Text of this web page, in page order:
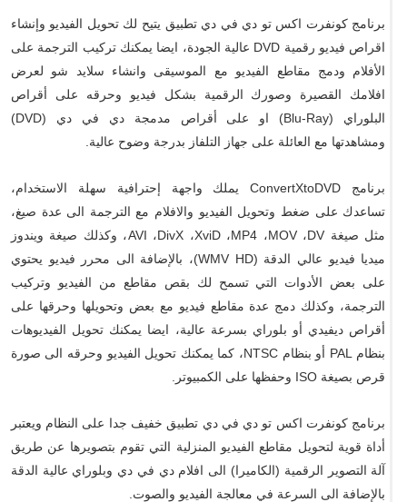
برنامج كونفرت اكس تو دي في دي تطبيق يتيح لك تحويل الفيديو وإنشاء
اقراص فيديو رقمية DVD عالية الجودة، ايضا يمكنك تركيب الترجمة على
الأفلام ودمج مقاطع الفيديو مع الموسيقى وانشاء سلايد شو لعرض
افلامك القصيرة وصورك الرقمية بشكل فيديو وحرقه على أقراص
البلوراي (Blu-Ray) او على أقراص مدمجة دي في دي (DVD)
ومشاهدتها مع العائلة على جهاز التلفاز بدرجة وضوح عالية.
برنامج ConvertXtoDVD يملك واجهة إحترافية سهلة الاستخدام،
تساعدك على ضغط وتحويل الفيديو والافلام مع الترجمة الى عدة صيغ،
مثل صيغة AVI ،DivX ،XviD ،MP4 ،MOV ،DV، وكذلك صيغة ويندوز
ميديا فيديو عالي الدقة (WMV HD)، بالإضافة الى محرر فيديو يحتوي
على بعض الأدوات التي تسمح لك بقص مقاطع من الفيديو وتركيب
الترجمة، وكذلك دمج عدة مقاطع فيديو مع بعض وتحويلها وحرقها على
أقراص ديفيدي أو بلوراي بسرعة عالية، ايضا يمكنك تحويل الفيديوهات
بنظام PAL أو بنظام NTSC، كما يمكنك تحويل الفيديو وحرقه الى صورة
قرص بصيغة ISO وحفظها على الكمبيوتر.
برنامج كونفرت اكس تو دي في دي تطبيق خفيف جدا على النظام ويعتبر
أداة قوية لتحويل مقاطع الفيديو المنزلية التي تقوم بتصويرها عن طريق
آلة التصوير الرقمية (الكاميرا) الى افلام دي في دي وبلوراي عالية الدقة
بالإضافة الى السرعة في معالجة الفيديو والصوت.